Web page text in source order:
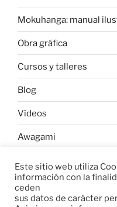
Mokuhanga: manual
Obra gráfica
Cursos y talleres
Blog
Vídeos
Awagami
W
h
C
o
C
o
Este sitio web utiliza
información con la
ceden
sus datos de carácter